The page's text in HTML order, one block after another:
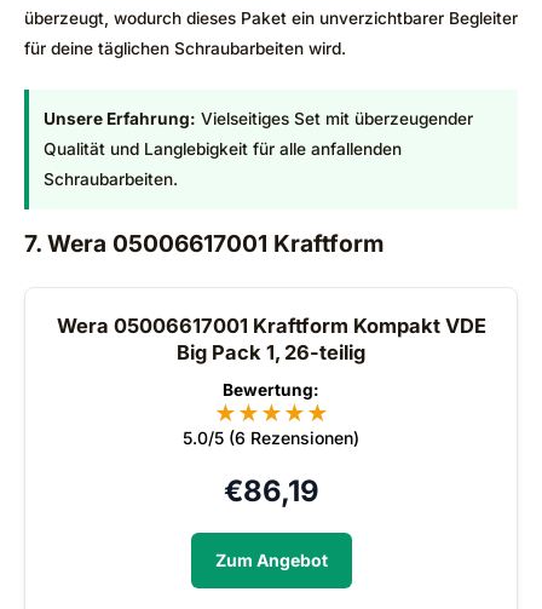
überzeugt, wodurch dieses Paket ein unverzichtbarer Begleiter
für deine täglichen Schraubarbeiten wird.
Unsere Erfahrung: Vielseitiges Set mit überzeugender
Qualität und Langlebigkeit für alle anfallenden
Schraubarbeiten.
7. Wera 05006617001 Kraftform
Wera 05006617001 Kraftform Kompakt VDE
Big Pack 1, 26-teilig
Bewertung:
★★★★★
5.0/5 (6 Rezensionen)
€86,19
Zum Angebot